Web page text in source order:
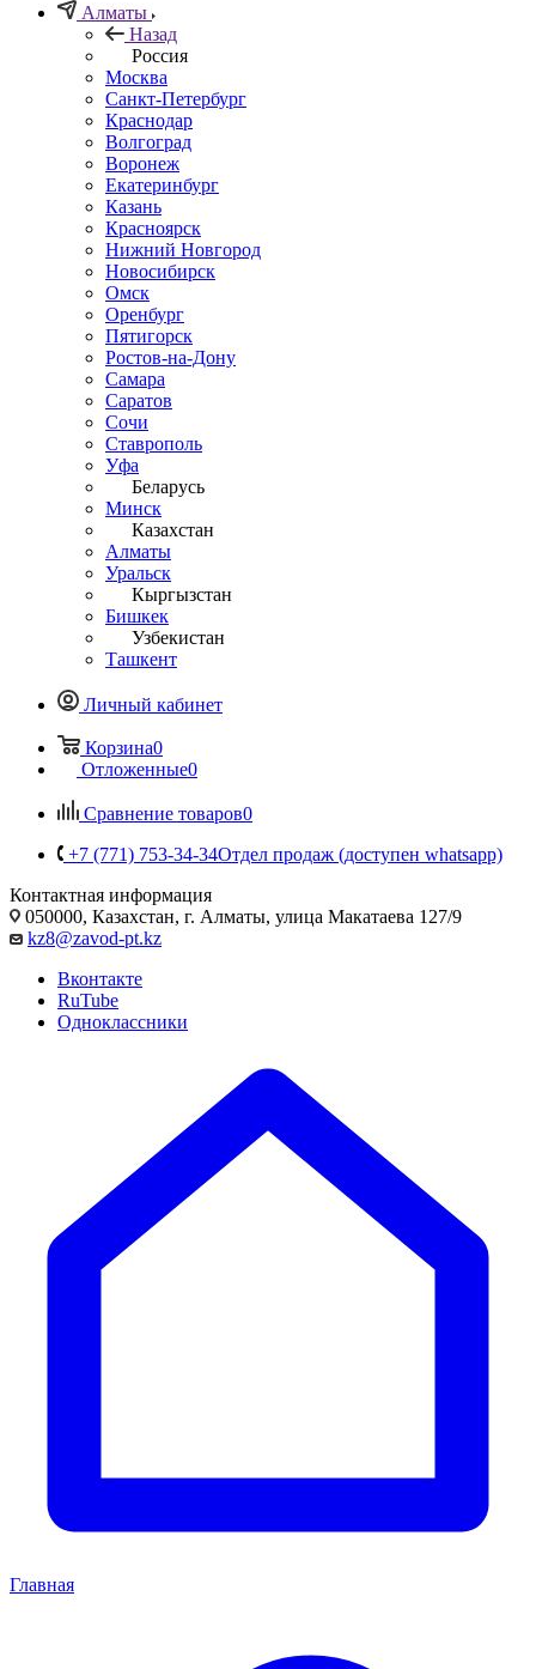
Алматы
Назад
Россия
Москва
Санкт-Петербург
Краснодар
Волгоград
Воронеж
Екатеринбург
Казань
Красноярск
Нижний Новгород
Новосибирск
Омск
Оренбург
Пятигорск
Ростов-на-Дону
Самара
Саратов
Сочи
Ставрополь
Уфа
Беларусь
Минск
Казахстан
Алматы
Уральск
Кыргызстан
Бишкек
Узбекистан
Ташкент
Личный кабинет
Корзина0
Отложенные0
Сравнение товаров0
+7 (771) 753-34-34Отдел продаж (доступен whatsapp)
Контактная информация
050000, Казахстан, г. Алматы, улица Макатаева 127/9
kz8@zavod-pt.kz
Вконтакте
RuTube
Одноклассники
Главная